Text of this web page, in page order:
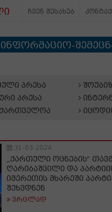
ჩვენ შესახებ
პრესა
პრესა
31-03-2024
„ქართული ოცნების“
ღარიბაშვილი და
იმერეთის მხარეში
შეხვდნენ
ვრცლად